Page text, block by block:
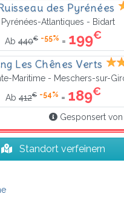
des Pyrénées
Pyrénées-Atlantiques - Bidart
Ab 440€ -55% = 199€
Les Chênes Verts
Maritime - Meschers-sur-
Ab 412€ -54% = 189€
Gesponsert von
Standort verfeinern